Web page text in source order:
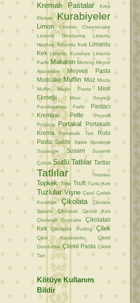
Kremalı Pastalar Krep
Krokan Kurabiyeler
Limon
Limonlu Cheesecake
Limonlu Dondurma
Limonlu
Haşhaş Tohumlu Kek
Limonlu
Kek Limonlu Kurabiye Limonlu
Parfe Makaron Mereng Meyve
Aranjmanı
Meyveli Pasta
Mudcake Muffin Muz Muzlu
Muffin
Muzlu Pasta
Mısır
Ekmeği
Mısır Gevreği
Pandispanya
Parfe
Pastacı
Kreması
Pelte
Peynirli
Poğaça
Portakal
Portakallı
Krema
Portakallı Tart
Rulo
Pasta Sable
Sable Kurabiye
Supangle
Susam Susamlı
Çubuk Sütlü Tatlılar Tartlar
Tatlılar Tiramisu
Topkek Trifle Truff Tuzlu Kek
Tuzlular Vişne Çatal Çatlak
Kurabiye
Çikolata
Çikolata
Salamı
Çikolatalı Cevizli Kek
Çikolatalı Cupcake
Çikolatalı
Kek
Çikolatalı Puding Çilek
Çilek Kurabiyeler
Çilekli
Dondurma Çilekli Pasta Çilekli
Tart
Kötüye Kullanım
Bildir